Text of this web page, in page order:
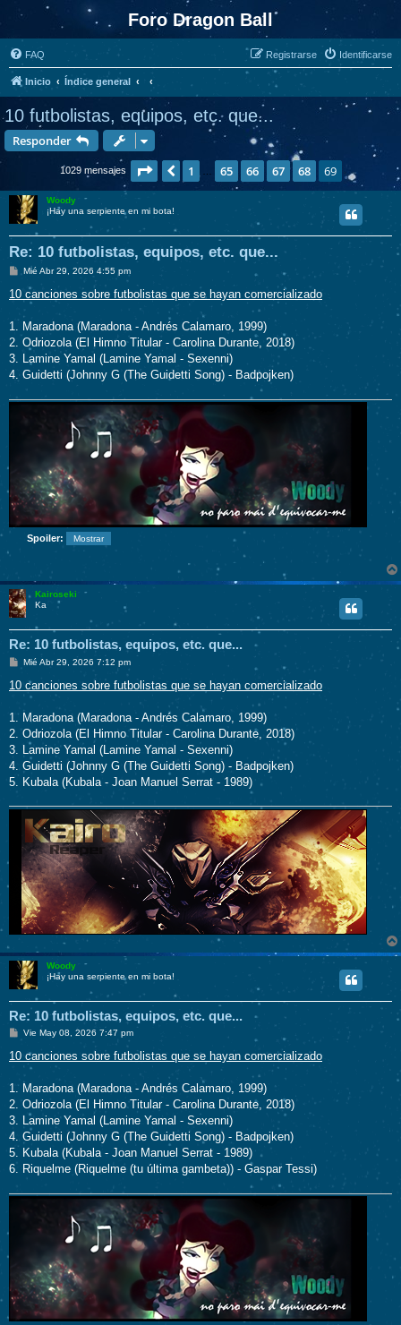
Foro Dragon Ball
FAQ Identificarse
Registrarse
Inicio Índice general
10 futbolistas, equipos, etc. que...
Responder
1029 mensajes Página 69de69
Anterior
1 65 66 67 68 69
Woody
¡Hay una serpiente en mi bota!
Re: 10 futbolistas, equipos, etc. que...
M
n
s
Mié Abr 29, 2026 4:55 pm
10 canciones sobre futbolistas que se hayan comercializado
1. Maradona (Maradona - Andrés Calamaro, 1999)
2. Odriozola (El Himno Titular - Carolina Durante, 2018)
3. Lamine Yamal (Lamine Yamal - Sexenni)
4. Guidetti (Johnny G (The Guidetti Song) - Badpojken)
Spoiler:
Kairoseki
Ka
Re: 10 futbolistas, equipos, etc. que...
M
n
s
Mié Abr 29, 2026 7:12 pm
10 canciones sobre futbolistas que se hayan comercializado
1. Maradona (Maradona - Andrés Calamaro, 1999)
2. Odriozola (El Himno Titular - Carolina Durante, 2018)
3. Lamine Yamal (Lamine Yamal - Sexenni)
4. Guidetti (Johnny G (The Guidetti Song) - Badpojken)
5. Kubala (Kubala - Joan Manuel Serrat - 1989)
Woody
¡Hay una serpiente en mi bota!
Re: 10 futbolistas, equipos, etc. que...
M
n
s
Vie May 08, 2026 7:47 pm
10 canciones sobre futbolistas que se hayan comercializado
1. Maradona (Maradona - Andrés Calamaro, 1999)
2. Odriozola (El Himno Titular - Carolina Durante, 2018)
3. Lamine Yamal (Lamine Yamal - Sexenni)
4. Guidetti (Johnny G (The Guidetti Song) - Badpojken)
5. Kubala (Kubala - Joan Manuel Serrat - 1989)
6. Riquelme (Riquelme (tu última gambeta)) - Gaspar Tessi)